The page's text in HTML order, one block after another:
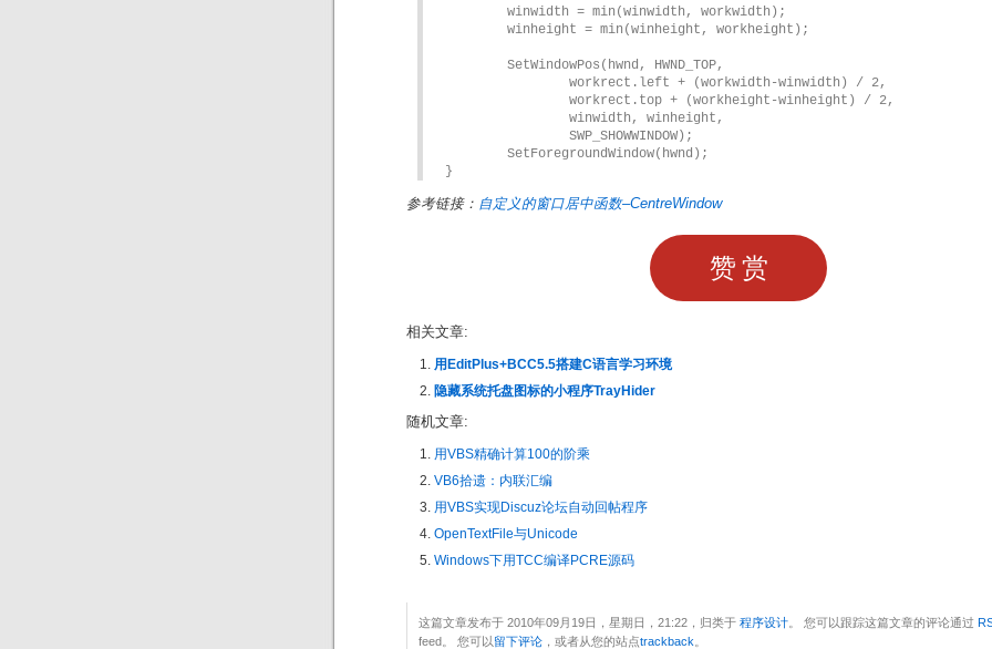
}
参考链接： 自定义的窗口居中函数–CentreWindow
赞赏
相关文章:
用EditPlus+BCC5.5搭建C语言学习环境
隐藏系统托盘图标的小程序TrayHider
随机文章:
用VBS精确计算100的阶乘
VB6拾遗：内联汇编
用VBS实现Discuz论坛自动回帖程序
OpenTextFile与Unicode
Windows下用TCC编译PCRE源码
这篇文章发布于 2010年09月19日，星期日，21:22，归类于 程序设计 。 您可以跟踪这篇文章的评论通过
feed。 您可以 留下评论 ，或者从您的站点trackback